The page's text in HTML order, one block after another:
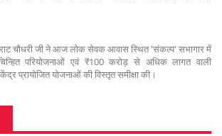
चौधरी जी ने आज लोक सेवक आवास स्थित 'संकल्प' सभागार में
परियोजनाओं एवं ₹100 करोड़ से अधिक लागत वाली
प्रायोजित योजनाओं की विस्तृत समीक्षा की।